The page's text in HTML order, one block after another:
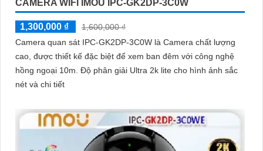
CAMERA WIFI IMOU IPC-GK2DP-3C0W
1,300,000 ₫
1,600,000 ₫
Camera quan sát IPC-GK2DP-3C0W là Camera chất lượng
cao, được thiết kế đặc biệt để xem ban đêm với công nghệ
hồng ngoại 10m. Độ phân giải Ultra 2k lite cho hình ảnh sắc
nét và chi tiết